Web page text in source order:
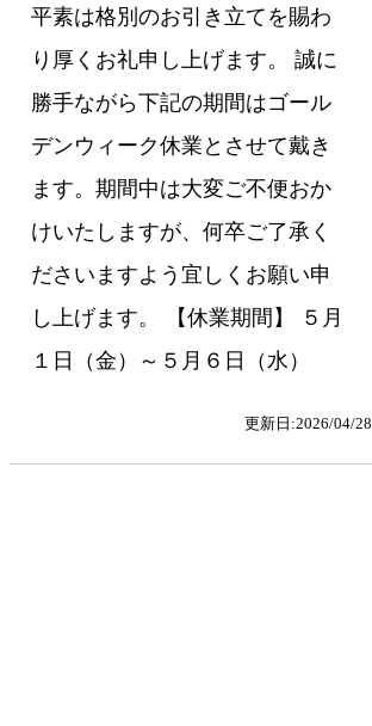
平素は格別のお引き立てを賜わ
り厚くお礼申し上げます。 誠に
勝手ながら下記の期間はゴール
デンウィーク休業とさせて戴き
ます。期間中は大変ご不便おか
けいたしますが、何卒ご了承く
ださいますよう宜しくお願い申
し上げます。 【休業期間】 ５月
１日（金）～５月６日（水）
更新日:2026/04/28